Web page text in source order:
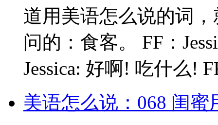
道用美语怎么说的词
问的：食客。 FF：
Jessica: 好啊! 吃什么!
美语怎么说：068 闺蜜